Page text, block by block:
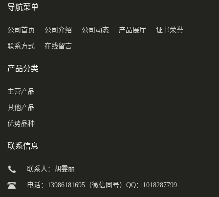
导航菜单
公司首页 公司介绍 公司动态 产品展厅 证书荣誉
联系方式 在线留言
产品分类
主营产品
其他产品
优势品种
联系信息
联系人：胡雯丽
电话：13986181695（微信同号）QQ：1018287799